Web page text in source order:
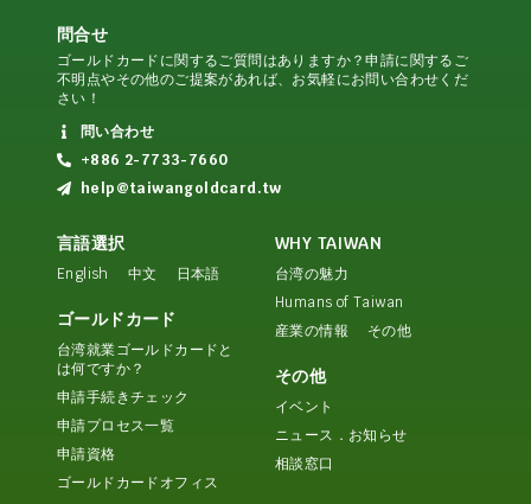
問合せ
ゴールドカードに関するご質問はありますか？申請に関するご
不明点やその他のご提案があれば、お気軽にお問い合わせくだ
さい！
問い合わせ
+886 2-7733-7660
help@taiwangoldcard.tw
言語選択
English 中文 日本語
ゴールドカード
台湾就業ゴールドカードと
は何ですか？
申請手続きチェック
申請プロセス一覧
申請資格
ゴールドカードオフィス
WHY TAIWAN
台湾の魅力
Humans of Taiwan
産業の情報
その他
その他
イベント
ニュース．お知らせ
相談窓口